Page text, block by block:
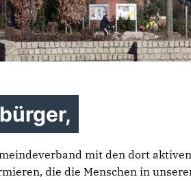
mit den dort
die die Menschen in